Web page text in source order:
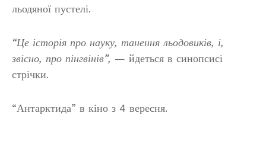
льодяної пустелі.
“Це історія про науку, танення льодовиків, і,
звісно, про пінгвінів”, — йдеться в синопсисі
стрічки.
“Антарктида” в кіно з 4 вересня.